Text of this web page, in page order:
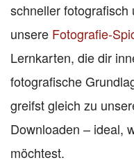
schneller
unsere Fotografie-
Lernkarten, die dir
fotografische
greifst gleich zu
Downloaden – ideal,
möchtest.